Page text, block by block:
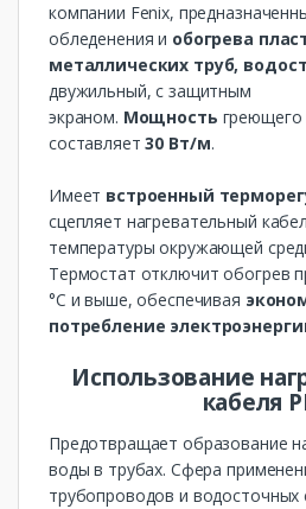
компании Fenix,
обледенения и обогрева
металлических труб,
двужильный, с защитным
экраном. Мощность греющего
составляет30 Вт/м.
Имеет встроенный
сцепляет нагревательный
температуры окружающей
Термостат отключит обогрев
°C и выше, обеспечивая
потребление
Использование
кабеля
Предотвращает образование
воды в трубах. Сфера
трубопроводов и водосточных